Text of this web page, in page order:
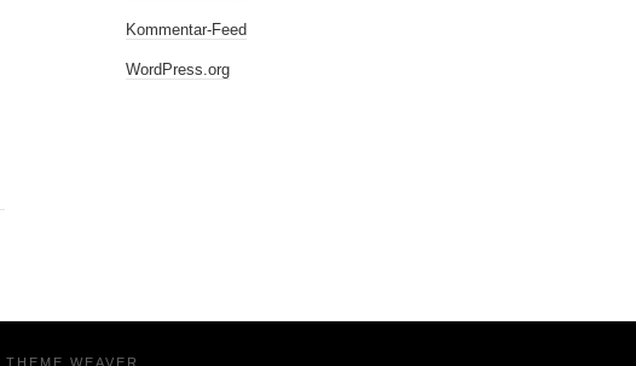
Kommentar-Feed
WordPress.org
THEME WEAVER